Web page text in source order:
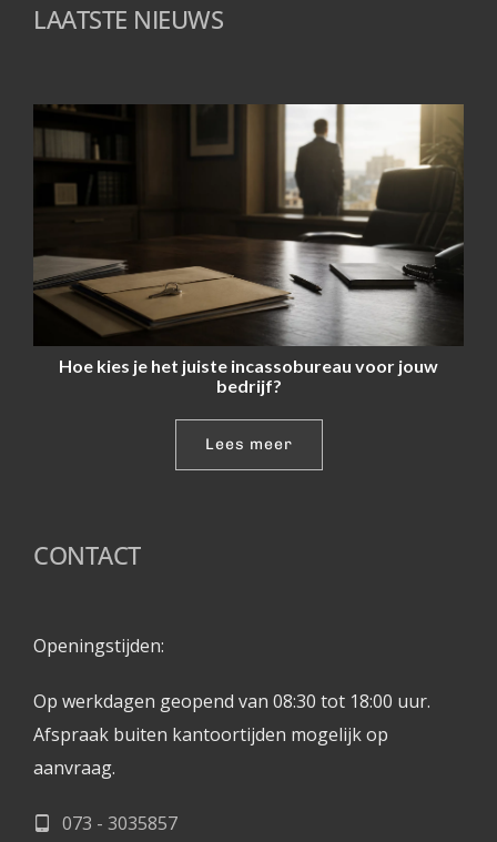
LAATSTE NIEUWS
Hoe kies je het juiste incassobureau voor jouw
bedrijf?
Lees meer
CONTACT
Openingstijden:
Op werkdagen geopend van 08:30 tot 18:00 uur.
Afspraak buiten kantoortijden mogelijk op
aanvraag.
073 - 3035857